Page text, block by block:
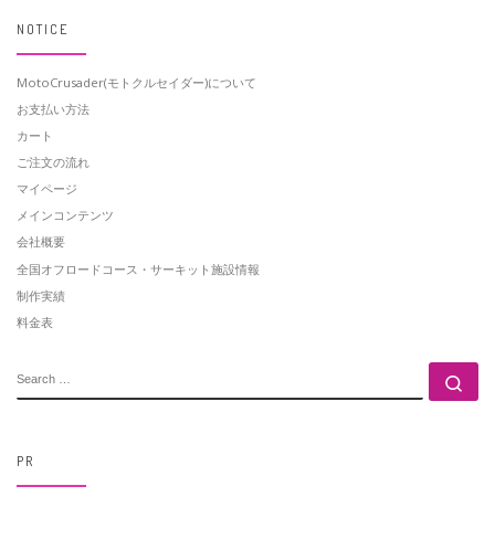
NOTICE
MotoCrusader(モトクルセイダー)について
お支払い方法
カート
ご注文の流れ
マイページ
メインコンテンツ
会社概要
全国オフロードコース・サーキット施設情報
制作実績
料金表
PR